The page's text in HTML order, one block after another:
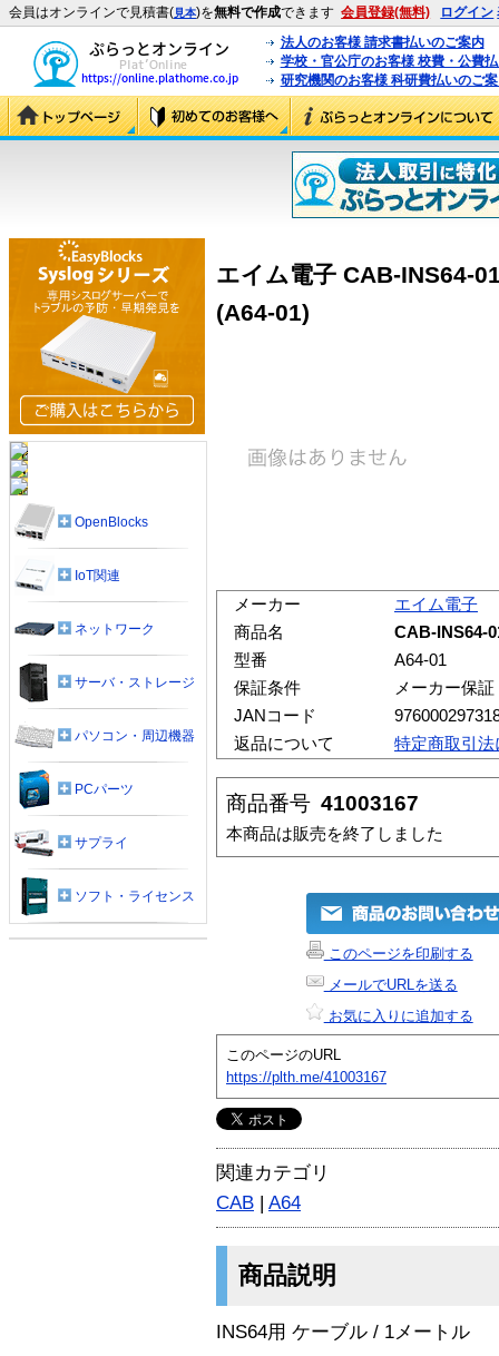
会員はオンラインで見積書(見本)を無料で作成できます 会員登録(無料) ログイン
法人のお客様 請求書払いのご案内
学校・官公庁のお客様 校費・公費
研究機関のお客様 科研費払いのご
エイム電子 CAB-INS64-
(A64-01)
メーカー
エイム電子
商品名
CAB-INS64-
型番
A64-01
保証条件
メーカー保証
JANコード
返品について
特定商取引
商品番号 41003167
本商品は販売を終了しました
このページを印刷する
メールでURLを送る
お気に入りに追加する
このページのURL
https://plth.me/41003167
関連カテゴリ
CAB | A64
商品説明
INS64用 ケーブル / 1メートル
OpenBlocks
IoT関連
ネットワーク
サーバ・ストレージ
パソコン・周辺機器
PCパーツ
サプライ
ソフト・ライセンス